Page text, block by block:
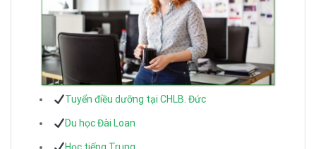
Tuyển điều dưỡng tại CHLB. Đức
Du học Đài Loan